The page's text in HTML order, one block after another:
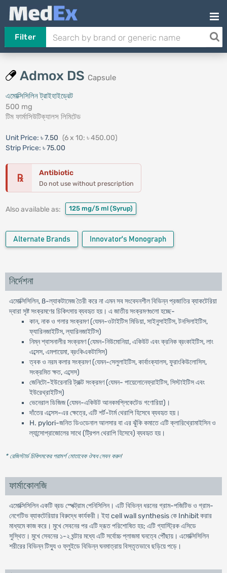
Filter
Admox DS Capsule
এমোক্সিসিলিন ট্রাইহাইড্রেট
500 mg
টিম ফার্মাসিউটিক্যালস লিমিটেড
Unit Price: ৳ 7.50 (6 x 10: ৳ 450.00)
Strip Price: ৳ 75.00
℞ Antibiotic
Do not use without prescription
Also available as: 125 mg/5 ml (Syrup)
Alternate Brands Innovator's Monograph
নির্দেশনা
এমোক্সিসিলিন, ß-ল্যাকটামেজ তৈরী করে না এমন সব সংবেদনশীল বিভিন্ন প্রজাতির ব্যাকটেরিয়া
দ্বারা সৃষ্ট সংক্রমণের চিকিৎসায় ব্যবহৃত হয়। এ জাতীয় সংক্রমণগুলো হচ্ছে-
কান, নাক ও গলার সংক্রমণ (যেমন-ওটাইটিস মিডিয়া, সাইনুসাইটিস, টনসিলাইটিস,
ফ্যারিনজাইটিস, ল্যারিনজাইটিস)
নিম্ন শ্বাসনালীর সংক্রমণ (যেমন-নিউমোনিয়া, একিউট এবং ক্রনিক ব্রংকাইটিস, লাং
এব্সেস, এমপায়েমা, ব্রংকিএকটাসিস)
ত্বক ও নরম কলার সংক্রমণ (যেমন-সেলুলাইটিস, কার্বাংক্যালস, ফুরাংকিউলোসিস,
সংক্রমিত ক্ষত, এব্সেস)
জেনিটো-ইউরেনারি ট্রাক্ট সংক্রমণ (যেমন- পায়েলোনেফ্রাইটিস, সিস্টাইটিস এবং
ইউরেথ্রাইটিস)
ভেনেরাল ডিজিজ (যেমন-একিউট আনকমপ্লিকেটেড গণোরিয়া)।
দাঁতের এব্সেস-এর ক্ষেত্রে, এটি শর্ট-টার্ম থেরাপি হিসেবে ব্যবহৃত হয়।
H. pylori-জনিত ডিওডেনাল আলসার বা এর ঝুঁকি কমাতে এটি ক্লারিথ্রোমাইসিন ও
ল্যান্সোপ্রাজোলের সাথে (ট্রিপল থেরাপি হিসেবে) ব্যবহৃত হয়।
* রেজিস্টার্ড চিকিৎসকের পরামর্শ মোতাবেক ঔষধ সেবন করুন'
ফার্মাকোলজি
এমোক্সিসিলিন একটি ব্রড স্পেক্ট্রাম পেনিসিলিন। এটি বিভিন্ন ধরনের গ্রাম-পজিটিভ ও গ্রাম-
নেগেটিভ ব্যাকটেরিয়ার বিরুদ্ধে কার্যকরী। ইহা cell wall synthesis কে Inhibit করার
মাধ্যমে কাজ করে। মুখে সেবনের পর এটি দ্রূত পরিশোষিত হয়; এটি গ্যাস্ট্রিক এসিডে
সুস্থিত। মুখে সেবনের ১-২ ঘন্টার মধ্যে এটি সর্বোচ্চ প্লাজমা ঘনত্বে পৌঁছায়। এমোক্সিসিলিন
শরীরের বিভিন্ন টিস্যু ও ফ্লুইডে বিভিন্ন ঘনমাত্রায় বিস্তৃতভাবে ছড়িয়ে পড়ে।